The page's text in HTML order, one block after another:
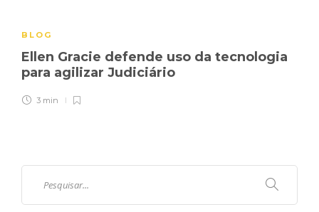
BLOG
Ellen Gracie defende uso da tecnologia
para agilizar Judiciário
3 min